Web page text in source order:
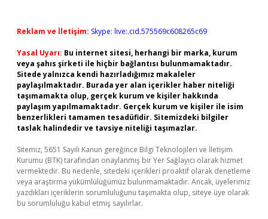
Reklam ve İletişim: Skype: live:.cid.575569c608265c69
Yasal Uyarı: Bu internet sitesi, herhangi bir marka, kurum
veya şahıs şirketi ile hiçbir bağlantısı bulunmamaktadır.
Sitede yalnızca kendi hazırladığımız makaleler
paylaşılmaktadır. Burada yer alan içerikler haber niteliği
taşımamakta olup, gerçek kurum ve kişiler hakkında
paylaşım yapılmamaktadır. Gerçek kurum ve kişiler ile isim
benzerlikleri tamamen tesadüfidir. Sitemizdeki bilgiler
taslak halindedir ve tavsiye niteliği taşımazlar.
Sitemiz, 5651 Sayılı Kanun gereğince Bilgi Teknolojileri ve İletişim
Kurumu (BTK) tarafından onaylanmış bir Yer Sağlayıcı olarak hizmet
vermektedir. Bu nedenle, sitedeki içerikleri proaktif olarak denetleme
veya araştırma yükümlülüğümüz bulunmamaktadır. Ancak, üyelerimiz
yazdıkları içeriklerin sorumluluğunu taşımakta olup, siteye üye olarak
bu sorumluluğu kabul etmiş sayılırlar.